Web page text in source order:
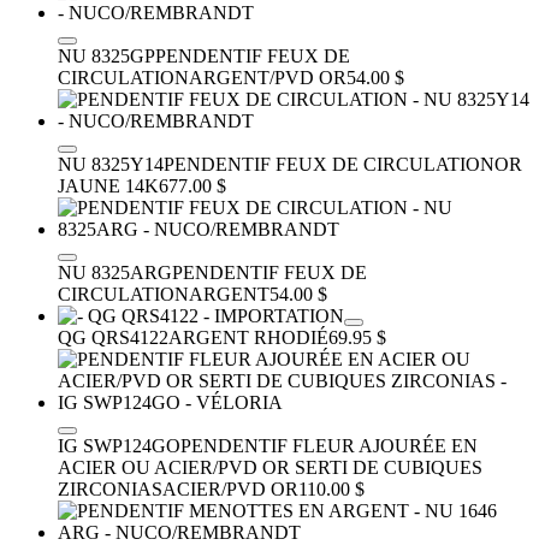
NU 8325GPPENDENTIF FEUX DE
CIRCULATIONARGENT/PVD OR54.00 $
NU 8325Y14PENDENTIF FEUX DE CIRCULATIONOR
JAUNE 14K677.00 $
NU 8325ARGPENDENTIF FEUX DE
CIRCULATIONARGENT54.00 $
QG QRS4122ARGENT RHODIÉ69.95 $
IG SWP124GOPENDENTIF FLEUR AJOURÉE EN
ACIER OU ACIER/PVD OR SERTI DE CUBIQUES
ZIRCONIASACIER/PVD OR110.00 $